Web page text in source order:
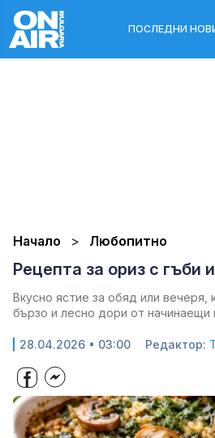
ПОСЛЕДНИ
Начало Любопитно
Рецепта за ориз с гъби
Вкусно ястие за обяд или вечеря,
бързо и лесно дори от начинаещи
28.04.2026 • 03:00 Редактор: